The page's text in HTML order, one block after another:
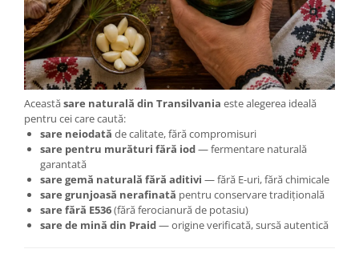
Aceastăsare naturală din Transilvania este alegerea ideală
pentru cei care caută:
sare neiodată de calitate, fără compromisuri
sare pentru murături fără iod— fermentare naturală
garantată
sare gemă naturală fără aditivi — fără E-uri, fără chimicale
sare grunjoasă nerafinată pentru conservare tradițională
sare fără E536(fără ferocianură de potasiu)
sare de mină din Praid— origine verificată, sursă autentică